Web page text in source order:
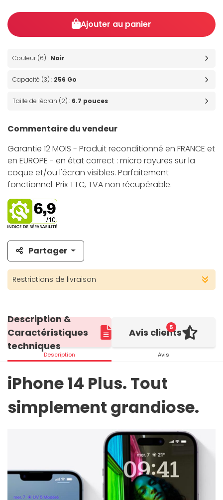
Ajouter au panier
Couleur (6) : Noir
Capacité (3) : 256 Go
Taille de l'écran (2) : 6.7 pouces
Commentaire du vendeur
Garantie 12 MOIS - Produit reconditionné en FRANCE et
en EUROPE - en état correct : micro rayures sur la
coque et/ou l'écran visibles. Parfaitement
fonctionnel. Prix TTC, TVA non récupérable.
Partager
Restrictions de livraison
Description &
Caractéristiques
techniques
Description
5
Avis clients
Avis
iPhone 14 Plus. Tout
simplement grandiose.